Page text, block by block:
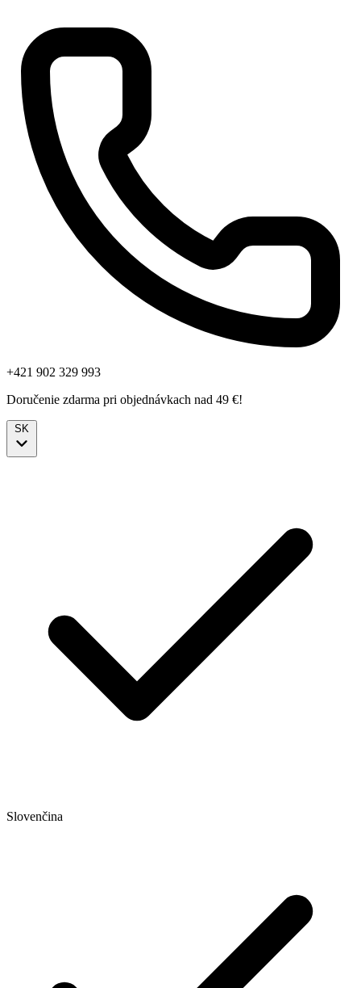
+421 902 329 993
Doručenie zdarma pri objednávkach nad 49 €!
SK
Slovenčina